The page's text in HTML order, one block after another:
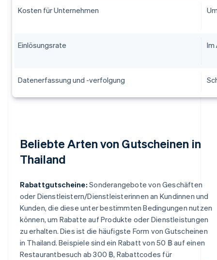
Kosten für Unternehmen
Einlösungsrate Im
Datenerfassung und -verfolgung
Beliebte Arten von Gutscheinen in
Thailand
Rabattgutscheine: Sonderangebote von Geschäften
oder Dienstleistern/Dienstleisterinnen an Kundinnen und
Kunden, die diese unter bestimmten Bedingungen nutzen
können, um Rabatte auf Produkte oder Dienstleistungen
zu erhalten. Dies ist die häufigste Form von Gutscheinen
in Thailand. Beispiele sind ein Rabatt von 50 ฿ auf einen
Restaurantbesuch ab 300 ฿, Rabattcodes für